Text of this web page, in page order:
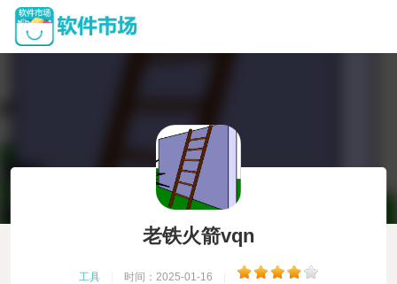
老铁火箭vqn
工具 时间：2025-01-16